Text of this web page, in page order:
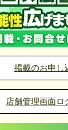
派遣
個室空間を
視した環境
可能です。
テ店の選び
掲載のお申し
店舗管理画面ロ